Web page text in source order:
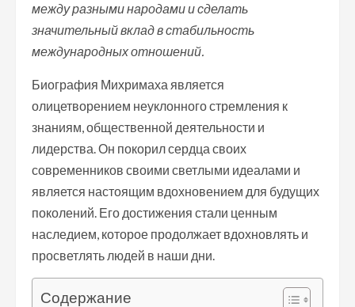
между разными народами и сделать
значительный вклад в стабильность
международных отношений.
Биография Михримаха является
олицетворением неуклонного стремления к
знаниям, общественной деятельности и
лидерства. Он покорил сердца своих
современников своими светлыми идеалами и
является настоящим вдохновением для будущих
поколений. Его достижения стали ценным
наследием, которое продолжает вдохновлять и
просветлять людей в наши дни.
Содержание